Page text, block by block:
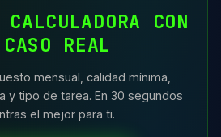
CON
REAL
mensual, calidad mínima,
y tipo de tarea. En 30 segundos
el mejor para ti.